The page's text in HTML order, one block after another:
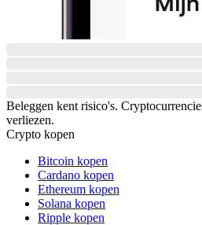
Beleggen kent risico's.
verliezen.
Crypto kopen
Bitcoin kopen
Cardano kopen
Ethereum kopen
Solana kopen
Ripple kopen